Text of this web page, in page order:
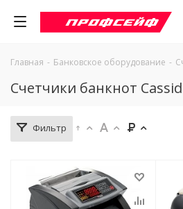
Главная - Банковское оборудование -
Счетчики банкнот
Фильтр